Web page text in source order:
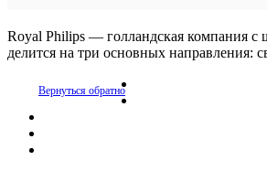
Royal Philips — голландская компания
делится на три основных направления:
Вернуться обратно